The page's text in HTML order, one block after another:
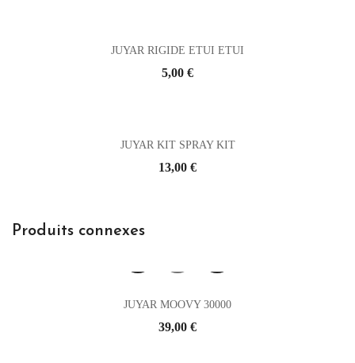
JUYAR RIGIDE ETUI ETUI
Prix
5,00 €
JUYAR KIT SPRAY KIT
Prix
13,00 €
Produits connexes
JUYAR MOOVY 30000
Prix
39,00 €